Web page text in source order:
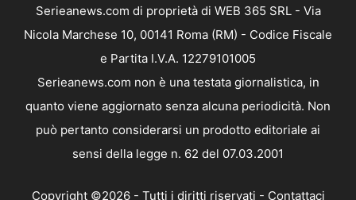
Serieanews.com di proprietà di WEB 365 SRL - Via
Nicola Marchese 10, 00141 Roma (RM) - Codice Fiscale
e Partita I.V.A. 12279101005
Serieanews.com non è una testata giornalistica, in
quanto viene aggiornato senza alcuna periodicità. Non
può pertanto considerarsi un prodotto editoriale ai
sensi della legge n. 62 del 07.03.2001
Copyright ©2026 - Tutti i diritti riservati - Contattaci